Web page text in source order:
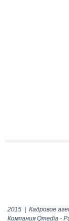
2015 | Кадровое
Компания Qmedia -